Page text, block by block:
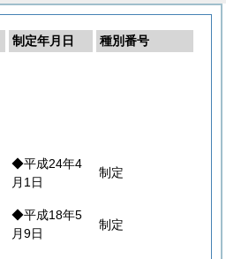
制定年月日
種別番号
◆平成24年4
月1日
制定
◆平成18年5
月9日
制定